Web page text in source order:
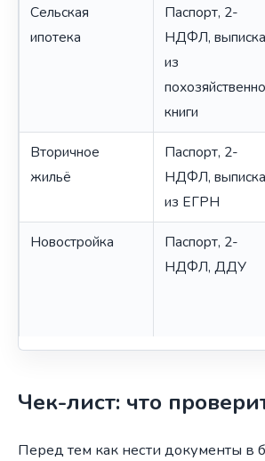
Сельская
ипотека
Паспорт, 2-
НДФЛ, выписка
из
книги
Вторичное
жильё
Паспорт, 2-
НДФЛ, выписка
из ЕГРН
Новостройка
Паспорт, 2-
НДФЛ, ДДУ
Чек-лист: что
Перед тем как нести документы в